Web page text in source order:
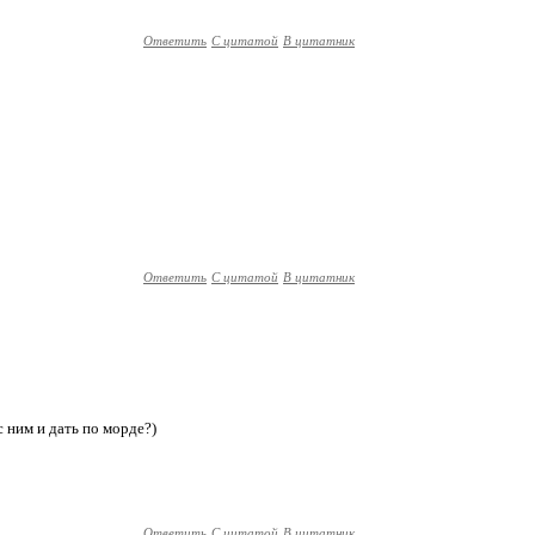
Ответить С цитатой В цитатник
Ответить С цитатой В цитатник
ним и дать по морде?)